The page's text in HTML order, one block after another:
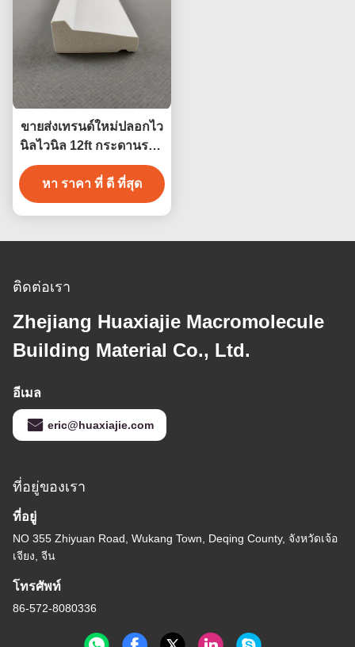
ขายส่งเทรนด์ใหม่ปลอกไว
นิลไวนิล 12ft กระดานรอบ
พีวีซีวัสดุตกแต่งกระดาน
ข้างก้นพีวีซี
หา ราคา ที่ ดี ที่สุด
ติดต่อเรา
Zhejiang Huaxiajie Macromolecule
Building Material Co., Ltd.
อีเมล
eric@huaxiajie.com
ที่อยู่ของเรา
ที่อยู่
NO 355 Zhiyuan Road, Wukang Town, Deqing County, จังหวัดเจ้อ
เจียง, จีน
โทรศัพท์
86-572-8080336